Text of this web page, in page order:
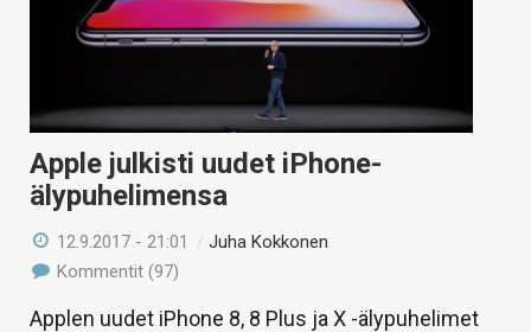
Apple julkisti uudet iPhone-
älypuhelimensa
12.9.2017 - 21:01 /Juha Kokkonen
Kommentit (97)
Applen uudet iPhone 8, 8 Plus ja X -älypuhelimet